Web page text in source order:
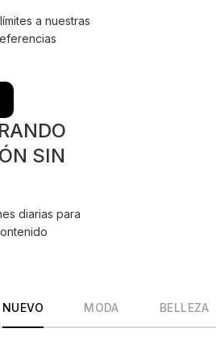
a nuestras
SIN
diarias para
NUEVO MODA BELLEZA